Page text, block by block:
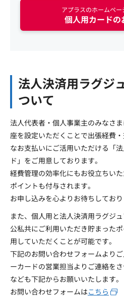
アプラスのホームペ
個人用カードの
法人決済用ラグジ
ついて
法人代表者・個人事業主のみなさ
座を設定いただくことで出張経費
なお支払いにご活用いただける「
ド」をご用意しております。
経費管理の効率化にもお役立ちい
ポイントも付与されます。
お申し込みを心よりお待ちしており
また、個人用と法人決済用ラグジ
公私共にご利用いただき貯まった
用していただくことが可能です。
下記のお問い合わせフォームより
ーカードの営業担当よりご連絡を
なども下記からお願いいたします。
お問い合わせフォームはこちら